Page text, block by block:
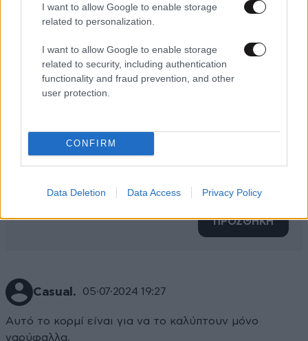
I want to allow Google to enable storage
related to personalization.
I want to allow Google to enable storage
related to security, including authentication
functionality and fraud prevention, and other
user protection.
CONFIRM
Data Deletion Data Access Privacy Policy
Διαβάστε και ακολουθήστε τους κανόνες σχολιασμού
ΠΡΟΣΘΗΚΗ
Casual. 05·07·2024 19:27
Αυτό το κορμί είναι για να το καλύπτουν μόνο
γαρύφαλλα.